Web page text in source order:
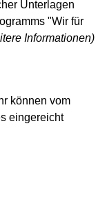
Unterlagen
"Wir für
Informationen)
können vom
eingereicht